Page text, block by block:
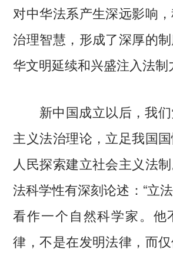
对中华法系产生深远影响
治理智慧，形成了深厚的
华文明延续和兴盛注入法制
新中国成立以后，我们
主义法治理论，立足我国
人民探索建立社会主义法
法科学性有深刻论述：“立
看作一个自然科学家。他
律，不是在发明法律，而